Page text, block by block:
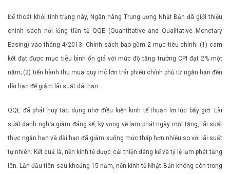
Để thoát khỏi tình trạng này, Ngân hàng Trung ương Nhật Bản đã giới thiệu
chính sách nới lỏng tiền tệ QQE (Quantitative and Qualitative Monetary
Easing) vào tháng 4/2013. Chính sách bao gồm 2 mục tiêu chính: (1) cam
kết đạt được mục tiêu bình ổn giá với mức độ tăng trưởng CPI đạt 2% một
năm; (2) tiến hành thu mua quy mô lớn trái phiếu chính phủ từ ngắn hạn đến
dài hạn để giảm lãi suất dài hạn.
QQE đã phát huy tác dụng nhờ điều kiện kinh tế thuận lợi lúc bấy giờ. Lãi
suất danh nghĩa giảm đáng kể, kỳ vọng về lạm phát ngày một tăng, lãi suất
thực ngắn hạn và dài hạn đã giảm xuống mức thấp hơn nhiều so với lãi suất
tự nhiên. Kết quả là, nền kinh tế được cải thiện đáng kể và tỷ lệ lạm phát tăng
lên. Lần đầu tiên sau khoảng 15 năm, nền kinh tế Nhật Bản không còn trong